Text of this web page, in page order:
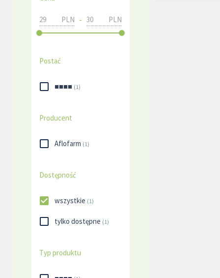
PLN - PLN
Postać
■■■■ (1)
Producent
Aflofarm (1)
Dostępność
wszystkie (1)
tylko dostępne (1)
Typ produktu